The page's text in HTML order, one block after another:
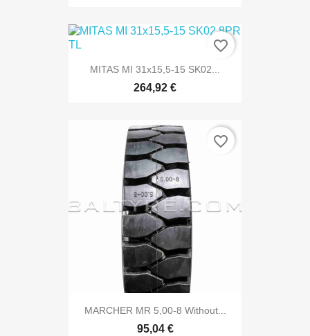
MITAS MI 31x15,5-15 SK02...
264,92 €
favorite_border
MARCHER MR 5,00-8 Without...
95,04 €
favorite_border